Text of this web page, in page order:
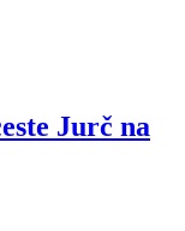
Jurč na